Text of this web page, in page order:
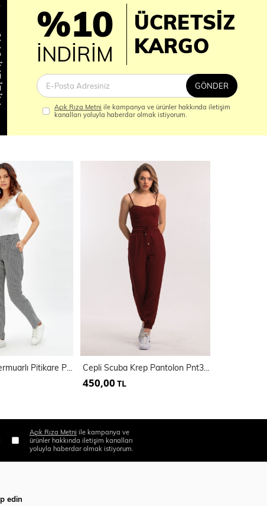
450,00 TL
%10
İNDİRİM
ÜCRETSİZ
KARGO
GÖNDER
Açık Rıza Metni ile kampanya ve ürünler hakkında iletişim
kanalları yoluyla haberdar olmak istiyorum.
Açık Rıza Metni ile kampanya ve
ürünler hakkında iletişim kanalları
yoluyla haberdar olmak istiyorum.
edin